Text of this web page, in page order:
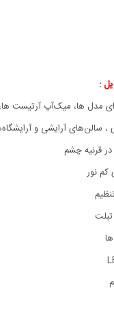
:
مدل ها، میک‌آپ آرتیست ها،
سالن‌های آرایشی و
قرنیه چشم
نور